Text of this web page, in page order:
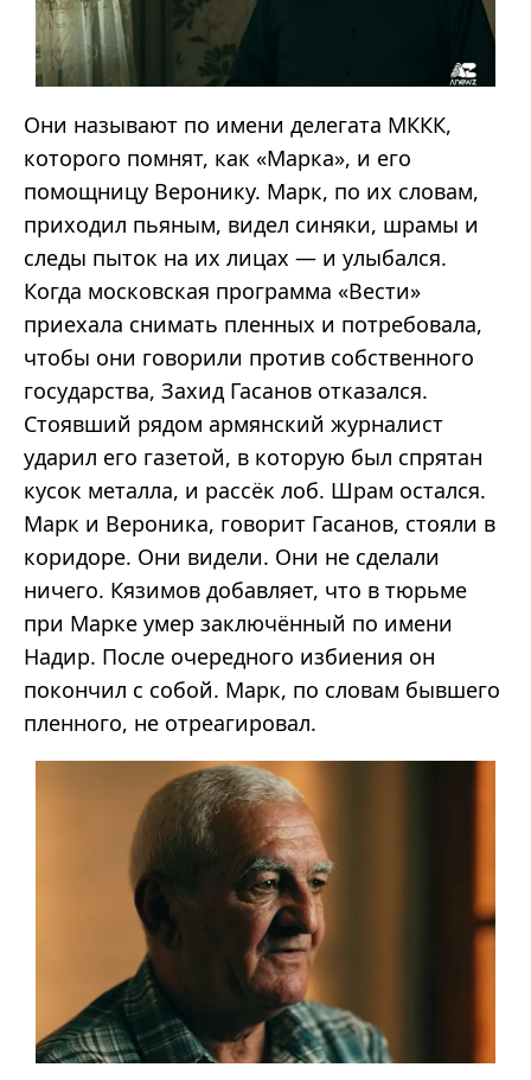
Они называют по имени делегата МККК,
которого помнят, как «Марка», и его
помощницу Веронику. Марк, по их словам,
приходил пьяным, видел синяки, шрамы и
следы пыток на их лицах — и улыбался.
Когда московская программа «Вести»
приехала снимать пленных и потребовала,
чтобы они говорили против собственного
государства, Захид Гасанов отказался.
Стоявший рядом армянский журналист
ударил его газетой, в которую был спрятан
кусок металла, и рассёк лоб. Шрам остался.
Марк и Вероника, говорит Гасанов, стояли в
коридоре. Они видели. Они не сделали
ничего. Кязимов добавляет, что в тюрьме
при Марке умер заключённый по имени
Надир. После очередного избиения он
покончил с собой. Марк, по словам бывшего
пленного, не отреагировал.